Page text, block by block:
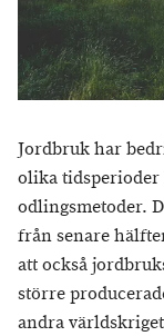
Jordbruk har
olika tidsperioder
odlingsmetoder.
från senare
att också
större
andra